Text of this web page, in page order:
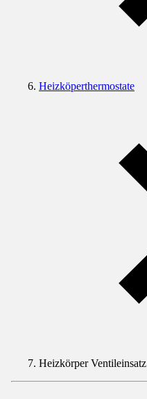
Heizköperthermostate
Heizkörper Ventileinsatz